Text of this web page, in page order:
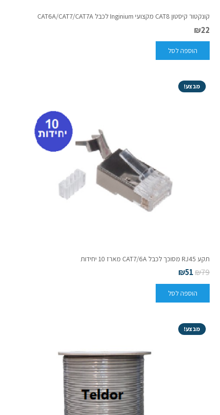
קונקטור קיסטון CAT8 מקצועי Inginium לכבל CAT6A/CAT7/CAT7A
₪22
הוספה לסל
מבצע!
תקע RJ45 מסוכך לכבל CAT7/6A מארז 10 יחידות
₪79
₪51
הוספה לסל
מבצע!